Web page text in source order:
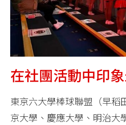
在社團活動中印
東京六大學棒球聯盟（早稻
京大學、慶應大學、明治大